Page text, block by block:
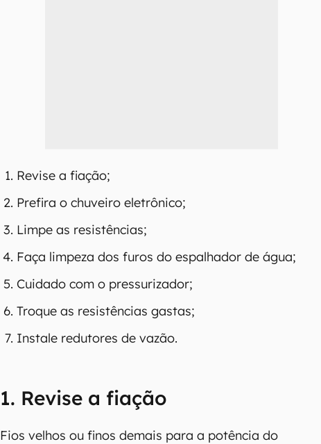
Revise a fiação;
Prefira o chuveiro eletrônico;
Limpe as resistências;
Faça limpeza dos furos do espalhador de água;
Cuidado com o pressurizador;
Troque as resistências gastas;
Instale redutores de vazão.
1. Revise a fiação
Fios velhos ou finos demais para a potência do